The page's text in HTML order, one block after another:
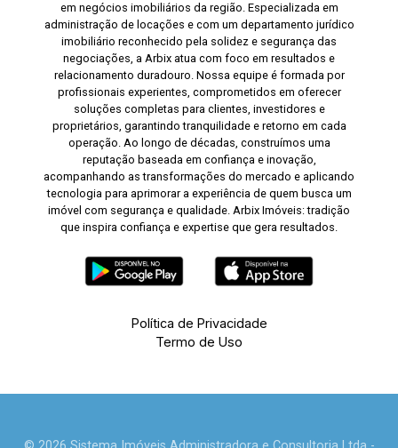
em negócios imobiliários da região. Especializada em
administração de locações e com um departamento jurídico
imobiliário reconhecido pela solidez e segurança das
negociações, a Arbix atua com foco em resultados e
relacionamento duradouro. Nossa equipe é formada por
profissionais experientes, comprometidos em oferecer
soluções completas para clientes, investidores e
proprietários, garantindo tranquilidade e retorno em cada
operação. Ao longo de décadas, construímos uma
reputação baseada em confiança e inovação,
acompanhando as transformações do mercado e aplicando
tecnologia para aprimorar a experiência de quem busca um
imóvel com segurança e qualidade. Arbix Imóveis: tradição
que inspira confiança e expertise que gera resultados.
Política de Privacidade
Termo de Uso